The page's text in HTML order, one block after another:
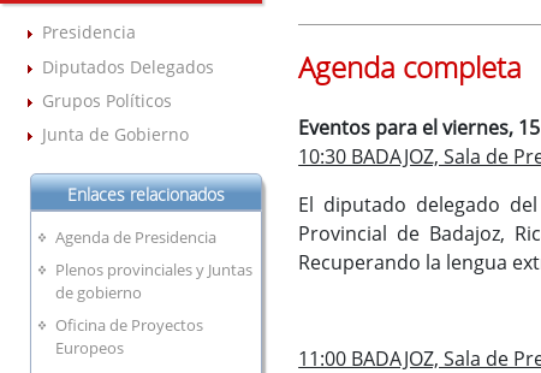
Presidencia
Diputados Delegados
Grupos Políticos
Junta de Gobierno
Enlaces relacionados
Agenda de Presidencia
Plenos provinciales y Juntas
de gobierno
Oficina de Proyectos
Europeos
Agenda completa
Eventos para el viernes,
10:30 BADAJOZ, Sala de
El diputado delegado
Provincial de Badajoz,
Recuperando la lengua
11:00 BADAJOZ, Sala de